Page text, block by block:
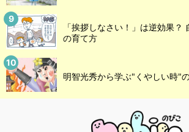
「挨拶しなさい！」は逆効果？
の育て方
明智光秀から学ぶ"くやしい時"